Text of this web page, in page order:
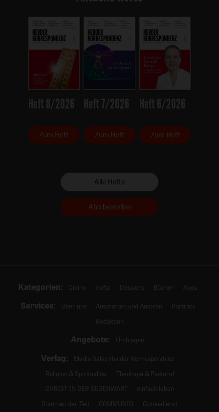
Heft 8/2026
Zum Heft
Heft 7/2026
Zum Heft
Heft 6/2026
Zum Heft
Alle Hefte
Abo bestellen
Kategorien: Online Hefte Dossiers Bücher Abos
Services: Über uns Autorinnen und Autoren
Porträts
Redaktion
Angebote: Umfragen
Verlag:
Media Sales Herder Korrespondenz
Religion & Spiritualität
Theologie & Pastoral
CHRIST IN DER GEGENWART
einfach leben
Stimmen der Zeit
COMMUNIO
Gottesdienst